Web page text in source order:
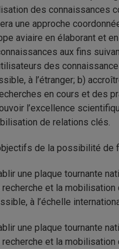
des connaissances
une approche
aviaire en élaborant et
aux fins
des
à l’étranger; b)
en cours et des
l’excellence
de relations clés.
de la possibilité de
une plaque tournante
recherche et la mobilisation
à l’échelle
une plaque tournante
recherche et la mobilisation